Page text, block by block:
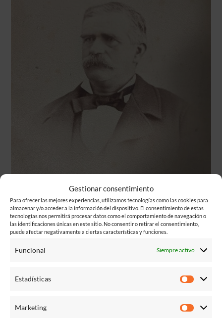
Gestionar consentimiento
Para ofrecer las mejores experiencias, utilizamos tecnologías como las cookies para
almacenar y/o acceder a la información del dispositivo. El consentimiento de estas
tecnologías nos permitirá procesar datos como el comportamiento de navegación o
las identificaciones únicas en este sitio. No consentir o retirar el consentimiento,
puede afectar negativamente a ciertas características y funciones.
Funcional Siempre activo
Estadísticas
Marketing
Mariano Monasterio y Arenalestuvo
Juan Mon. Dos personas iguales que se
XIX. Compartieron negocio y prosperaron
de obras y hasta concejal del Ayuntamiento